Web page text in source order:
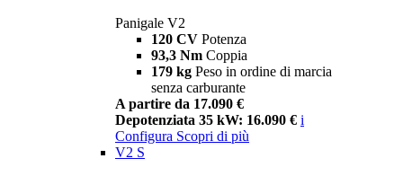
Panigale V2
120 CV Potenza
93,3 Nm Coppia
179 kg Peso in ordine di marcia
senza carburante
A partire da 17.090 €
Depotenziata 35 kW: 16.090 € i
Configura Scopri di più
V2 S